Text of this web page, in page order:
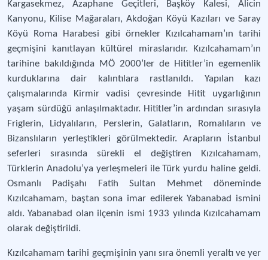
Kargasekmez, Azaphane Geçitleri, Başköy Kalesi, Alicin
Kanyonu, Kilise Mağaraları, Akdoğan Köyü Kazıları ve Saray
Köyü Roma Harabesi gibi örnekler Kızılcahamam’ın tarihi
geçmişini kanıtlayan kültürel miraslarıdır. Kızılcahamam’ın
tarihine bakıldığında MÖ 2000’ler de Hititler’in egemenlik
kurduklarına dair kalıntılara rastlanıldı. Yapılan kazı
çalışmalarında Kirmir vadisi çevresinde Hitit uygarlığının
yaşam sürdüğü anlaşılmaktadır. Hititler’in ardından sırasıyla
Friglerin, Lidyalıların, Perslerin, Galatların, Romalıların ve
Bizanslıların yerleştikleri görülmektedir. Arapların İstanbul
seferleri sırasında sürekli el değiştiren Kızılcahamam,
Türklerin Anadolu’ya yerleşmeleri ile Türk yurdu haline geldi.
Osmanlı Padişahı Fatih Sultan Mehmet döneminde
Kızılcahamam, baştan sona imar edilerek Yabanabad ismini
aldı. Yabanabad olan ilçenin ismi 1933 yılında Kızılcahamam
olarak değiştirildi.
Kızılcahamam tarihi geçmişinin yanı sıra önemli yeraltı ve yer